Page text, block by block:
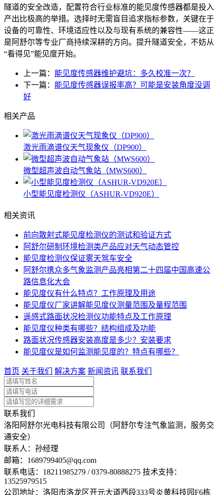
隧道的安全改造，配置符合行业标准的能见度传感器都是投入
产出比极高的举措。选择时无需盲目追求指标参数，关键在于
设备的可靠性、环境适应性以及与现有系统的兼容性——这正
是阿舒尔等专业厂商持续深耕的方向。提升隧道安全，不妨从
“看得见”能见度开始。
上一篇： 能见度传感器维护避坑：多久校准一次？
下一篇： 能见度传感器误报率高？可能是安装角度没调
好
相关产品
激光雨滴谱仪天气现象仪（DP900）
微型超声波自动气象站（MWS600）
小型能见度检测仪（ASHUR-VD920E）
相关资讯
前向散射式能见度检测仪的测试和验证方式
阿舒尔研制环境检测类产品应对天气动态管控
能见度检测仪保证雾天驾车安全
阿舒尔携众多气象监测产品亮相第二十四届中国高速公
路信息化大会
能见度仪有什么特点？工作原理及用途
能见度仪厂家讲解能见度仪测量范围及量程范围
遥感式路面状况检测仪功能特点及工作原理
能见度仪种类有哪些？结构组成及功能
路面状况传感器安装高度是多少？安装要求
能见度仪是如何监测能见度的？特点有哪些？
首页 关于我们 解决方案 新闻资讯 联系我们
联系我们
洛阳阿舒尔光电科技有限公司（阿舒尔专注气象监测，服务交
通安全）
联系人：孙经理
邮箱： 1689799405@qq.com
联系电话： 18211985279 / 0379-80888275 技术支持：
13525979515
公司地址：洛阳市洛龙区开元大道西段333号炎黄科技园F6栋